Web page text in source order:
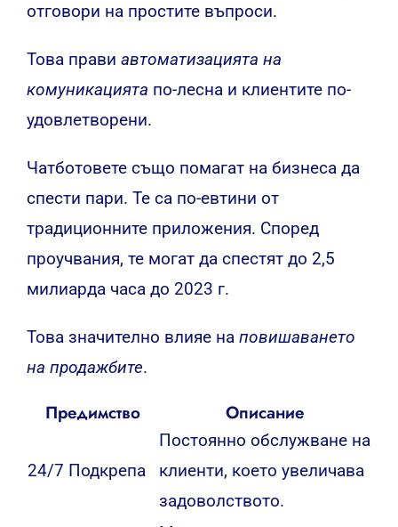
отговори на простите въпроси.
Това прави автоматизацията на
комуникацията по-лесна и клиентите по-
удовлетворени.
Чатботовете също помагат на бизнеса да
спести пари. Те са по-евтини от
традиционните приложения. Според
проучвания, те могат да спестят до 2,5
милиарда часа до 2023 г.
Това значително влияе на повишаването
на продажбите.
Предимство Описание
24/7 Подкрепа
Постоянно обслужване на
клиенти, което увеличава
задоволството.